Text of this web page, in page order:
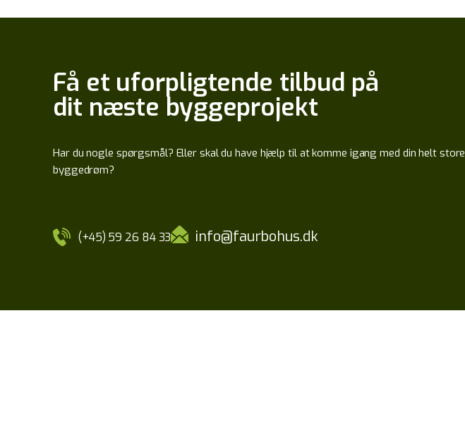
Få et uforpligtende tilbud på
dit næste byggeprojekt
Har du nogle spørgsmål? Eller skal du have hjælp til at komme igang med din helt store
byggedrøm?
(+45) 59 26 84 33 info@faurbohus.dk